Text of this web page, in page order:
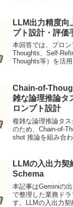
LLM出力精度向
プト設計・評価
本回答では、プロ
Thoughts、Self-
Thoughts等）を活
をプロンプト工...
Chain-of-
雑な論理推論タ
ロンプト設計
複雑な論理推論タ
のため、Chain-of-
shot 推論を組み合
テップバイステッ
LLMの入出力契
Schema
本記事はGeminiの
で整理した業務ド
す。LLMの入出力契